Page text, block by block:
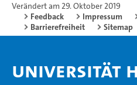
Verändert am 29. Oktober 2019
Feedback
Impressum
Barrierefreiheit
Sitemap
Universität